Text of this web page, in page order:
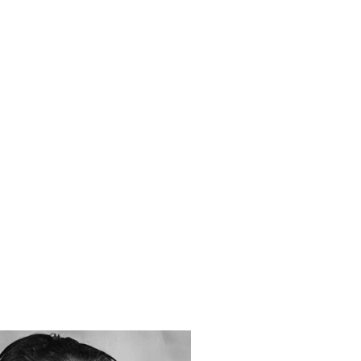
О ведении дневника.
распаду СССР.
Коллеги и учителя: В.
В. А. Ковда, Е. М.
историей.